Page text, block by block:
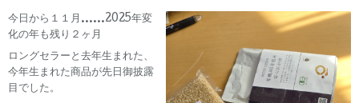
今日から１１月…...2025年変
化の年も残り２ヶ月
ロングセラーと去年生まれた、
今年生まれた商品が先日御披露
目でした。